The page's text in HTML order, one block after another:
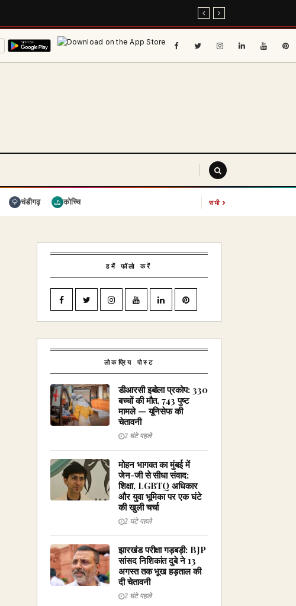
चंडीगढ़ कोच्चि सभी›
हमें फॉलो करें
लोकप्रिय पोस्ट
डीआरसी इबोला प्रकोप: 330
बच्चों की मौत, 743 पुष्ट
मामले — यूनिसेफ की
चेतावनी
2 घंटे पहले
मोहन भागवत का मुंबई में
जेन-जी से सीधा संवाद:
शिक्षा, LGBTQ अधिकार
और युवा भूमिका पर एक घंटे
की खुली चर्चा
2 घंटे पहले
झारखंड परीक्षा गड़बड़ी: BJP
सांसद निशिकांत दुबे ने 13
अगस्त तक भूख हड़ताल की
दी चेतावनी
2 घंटे पहले